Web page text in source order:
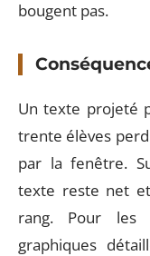
bougent pas.
Un texte projeté
trente élèves
par la fenêtre.
texte reste net
rang. Pour les
graphiques